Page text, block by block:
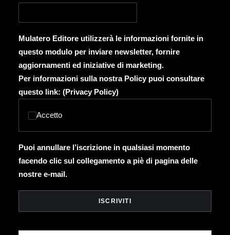
Mulatero Editore utilizzerà le informazioni fornite in
questo modulo per inviare newsletter, fornire
aggiornamenti ed iniziative di marketing.
Per informazioni sulla nostra Policy puoi consultare
questo link: (Privacy Policy)
Accetto
Puoi annullare l’iscrizione in qualsiasi momento
facendo clic sul collegamento a piè di pagina delle
nostre e-mail.